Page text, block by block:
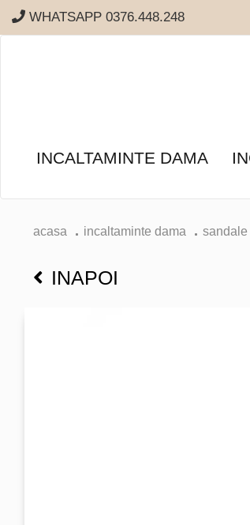
WHATSAPP 0376.448.248
INCALTAMINTE DAMA
acasa incaltaminte dama sandale
INAPOI